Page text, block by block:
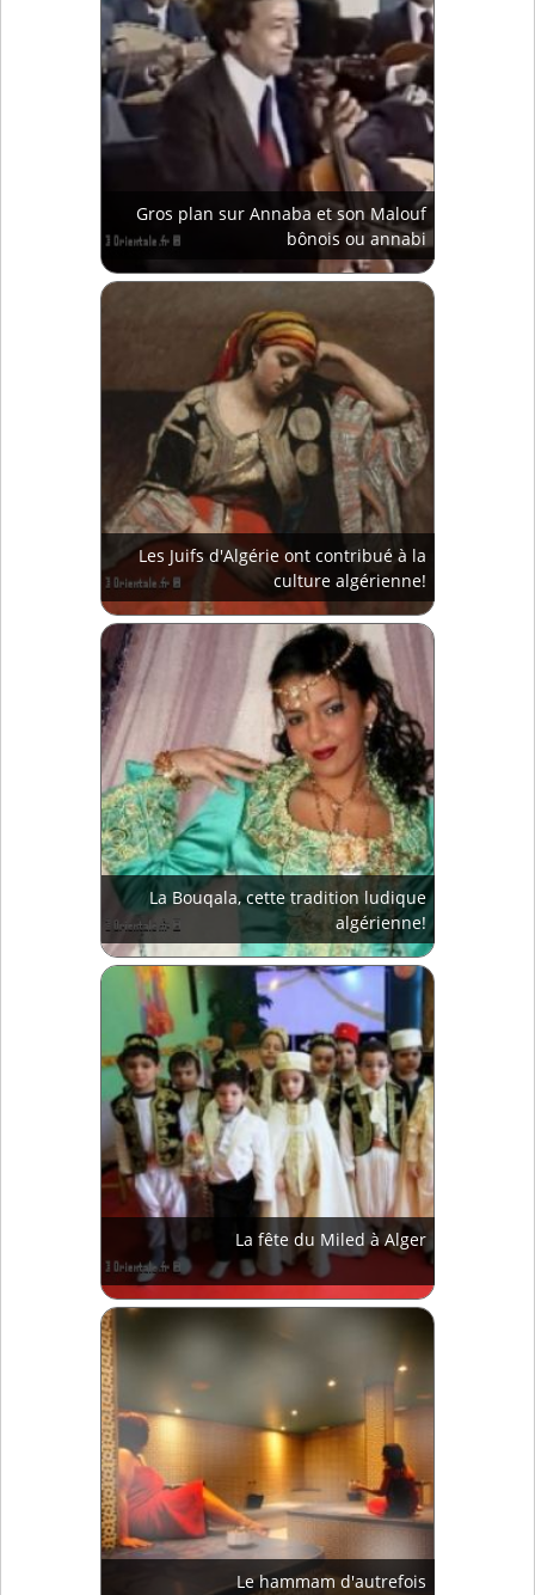
Gros plan sur Annaba et son Malouf
bônois ou annabi
Les Juifs d'Algérie ont contribué à la
culture algérienne!
La Bouqala, cette tradition ludique
algérienne!
La fête du Miled à Alger
Le hammam d'autrefois